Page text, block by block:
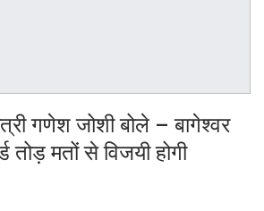
गणेश जोशी बोले – बागेश्वर
तोड़ मतों से विजयी होगी